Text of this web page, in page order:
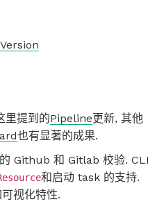
里提到的Pipeline更新, 其他
也有显著的成果.
Github 和 Gitlab 校验. CLI
和启动 task 的支持.
视化特性.